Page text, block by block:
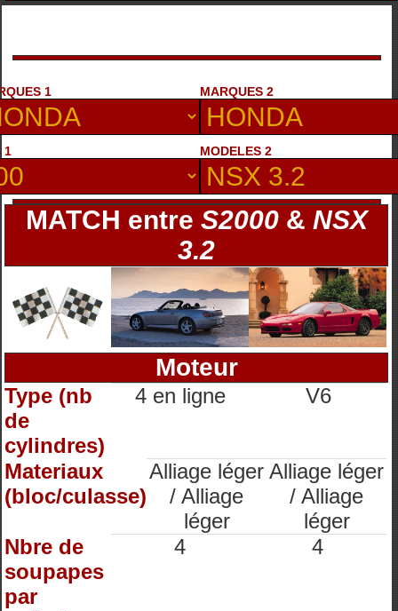
1 MARQUES 2
1 MODELES 2
MATCH entre S2000& NSX
3.2
Moteur
Type (nb
de
cylindres)
4 en ligne V6
Materiaux
(bloc/culasse)
Alliage léger
/ Alliage
léger
Alliage léger
/ Alliage
léger
Nbre de
soupapes
par
4 4